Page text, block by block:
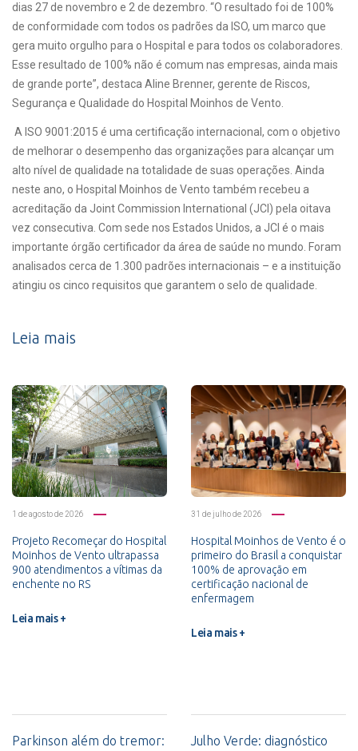
dias 27 de novembro e 2 de dezembro. “O resultado foi de 100%
de conformidade com todos os padrões da ISO, um marco que
gera muito orgulho para o Hospital e para todos os colaboradores.
Esse resultado de 100% não é comum nas empresas, ainda mais
de grande porte”, destaca Aline Brenner, gerente de Riscos,
Segurança e Qualidade do Hospital Moinhos de Vento.
A ISO 9001:2015 é uma certificação internacional, com o objetivo
de melhorar o desempenho das organizações para alcançar um
alto nível de qualidade na totalidade de suas operações. Ainda
neste ano, o Hospital Moinhos de Vento também recebeu a
acreditação da Joint Commission International (JCI) pela oitava
vez consecutiva. Com sede nos Estados Unidos, a JCI é o mais
importante órgão certificador da área de saúde no mundo. Foram
analisados cerca de 1.300 padrões internacionais – e a instituição
atingiu os cinco requisitos que garantem o selo de qualidade.
Leia mais
1 de agosto de 2026
Projeto Recomeçar do Hospital
Moinhos de Vento ultrapassa
900 atendimentos a vítimas da
enchente no RS
Leia mais +
31 de julho de 2026
Hospital Moinhos de Vento é o
primeiro do Brasil a conquistar
100% de aprovação em
certificação nacional de
enfermagem
Leia mais +
Parkinson além do tremor:
Julho Verde: diagnóstico